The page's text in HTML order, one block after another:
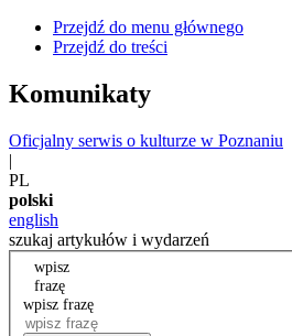
Przejdź do menu głównego
Przejdź do treści
Komunikaty
Oficjalny serwis o kulturze w Poznaniu
|
PL
polski
english
szukaj artykułów i wydarzeń
wpisz
frazę
wpisz frazę